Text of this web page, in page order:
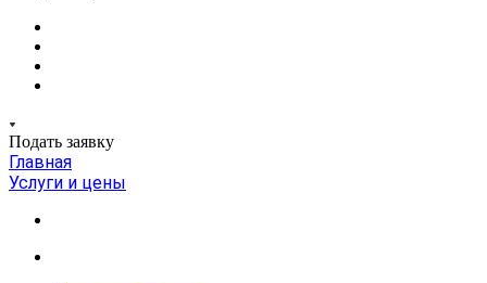
Подать заявку
Главная
Услуги и цены